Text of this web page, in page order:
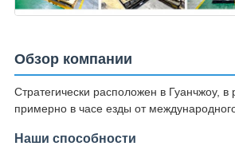
Обзор компании
Стратегически расположен в Гуанчжоу, в
примерно в часе езды от
Наши способности